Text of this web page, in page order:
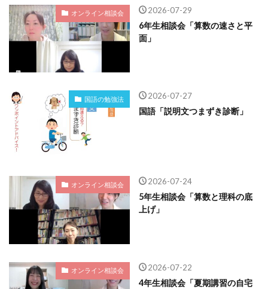
オンライン相談会 2026-07-29
6年生相談会「算数の速さと平
面」
国語の勉強法 2026-07-27
国語「説明文つまずき診断」
オンライン相談会 2026-07-24
5年生相談会「算数と理科の底
上げ」
オンライン相談会 2026-07-22
4年生相談会「夏期講習の自宅